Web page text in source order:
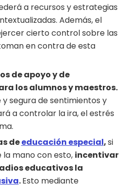
a recursos y estrategias
Además, el
cierto control sobre las
en contra de esta
de apoyo y de
los alumnos y maestros.
y segura de sentimientos y
a controlar la ira, el estrés
deeducación especial,si
la mano con esto, incentivar
educativos la
.Esto mediante